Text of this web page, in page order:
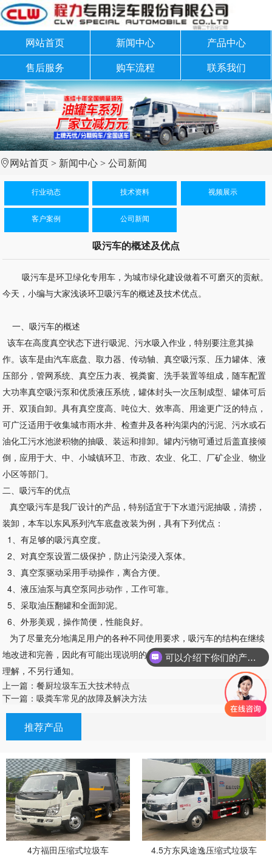
网站首页 新闻中心
产品中心
售后服务
购车流程 联系我们
网站首页 > 新闻中心 > 公司新闻
行业动态 技术资料 视频展示
客户案例 公司新闻
吸污车的概述及优点
吸污车是环卫绿化专用车，为城市绿化建设做着不可磨灭的贡献。
今天，小编与大家浅谈环卫吸污车的概述及技术优点。
一、吸污车的概述
该车在高度真空状态下进行吸泥、污水吸入作业，特别要注意其操
作。该车是由汽车底盘、取力器、传动轴、真空吸污泵、压力罐体、液
压部分，管网系统、真空压力表、视粪窗、洗手装置等组成，随车配置
大功率真空吸污泵和优质液压系统，罐体封头一次压制成型、罐体可后
开、双顶自卸。具有真空度高、吨位大、效率高、用途更广泛的特点，
可广泛适用于收集城市雨水井、检查井及各种沟渠内的污泥、污水或石
油化工污水池淤积物的抽吸、装运和排卸。罐内污物可通过后盖直接倾
倒，应用于大、中、小城镇环卫、市政、农业、化工、厂矿企业、物业
小区等部门。
二、吸污车的优点
真空吸污车是我厂设计的产品，特别适宜于下水道污泥抽吸，清捞，
装卸，本车以东风系列汽车底盘改装为例，具有下列优点：
1、有足够的吸污真空度。
2、对真空泵设置二级保护，防止污染浸入泵体。
3、真空泵驱动采用手动操作，离合方便。
4、液压油泵与真空泵同步动作，工作可靠。
5、采取油压翻罐和全面卸泥。
6、外形美观，操作简便，性能良好。
为了尽量充分地满足用户的各种不同使用要求，吸污车的结构在继续
地改进和完善，因此有可能出现说明的介绍与实际结构不同情况，请予
理解，不另行通知。
上一篇：餐厨垃圾车五大技术特点
下一篇：吸粪车常见的故障及解决方法
推荐产品
4方福田压缩式垃圾车 4.5方东风途逸压缩式垃圾车
可以介绍下你们的产品么